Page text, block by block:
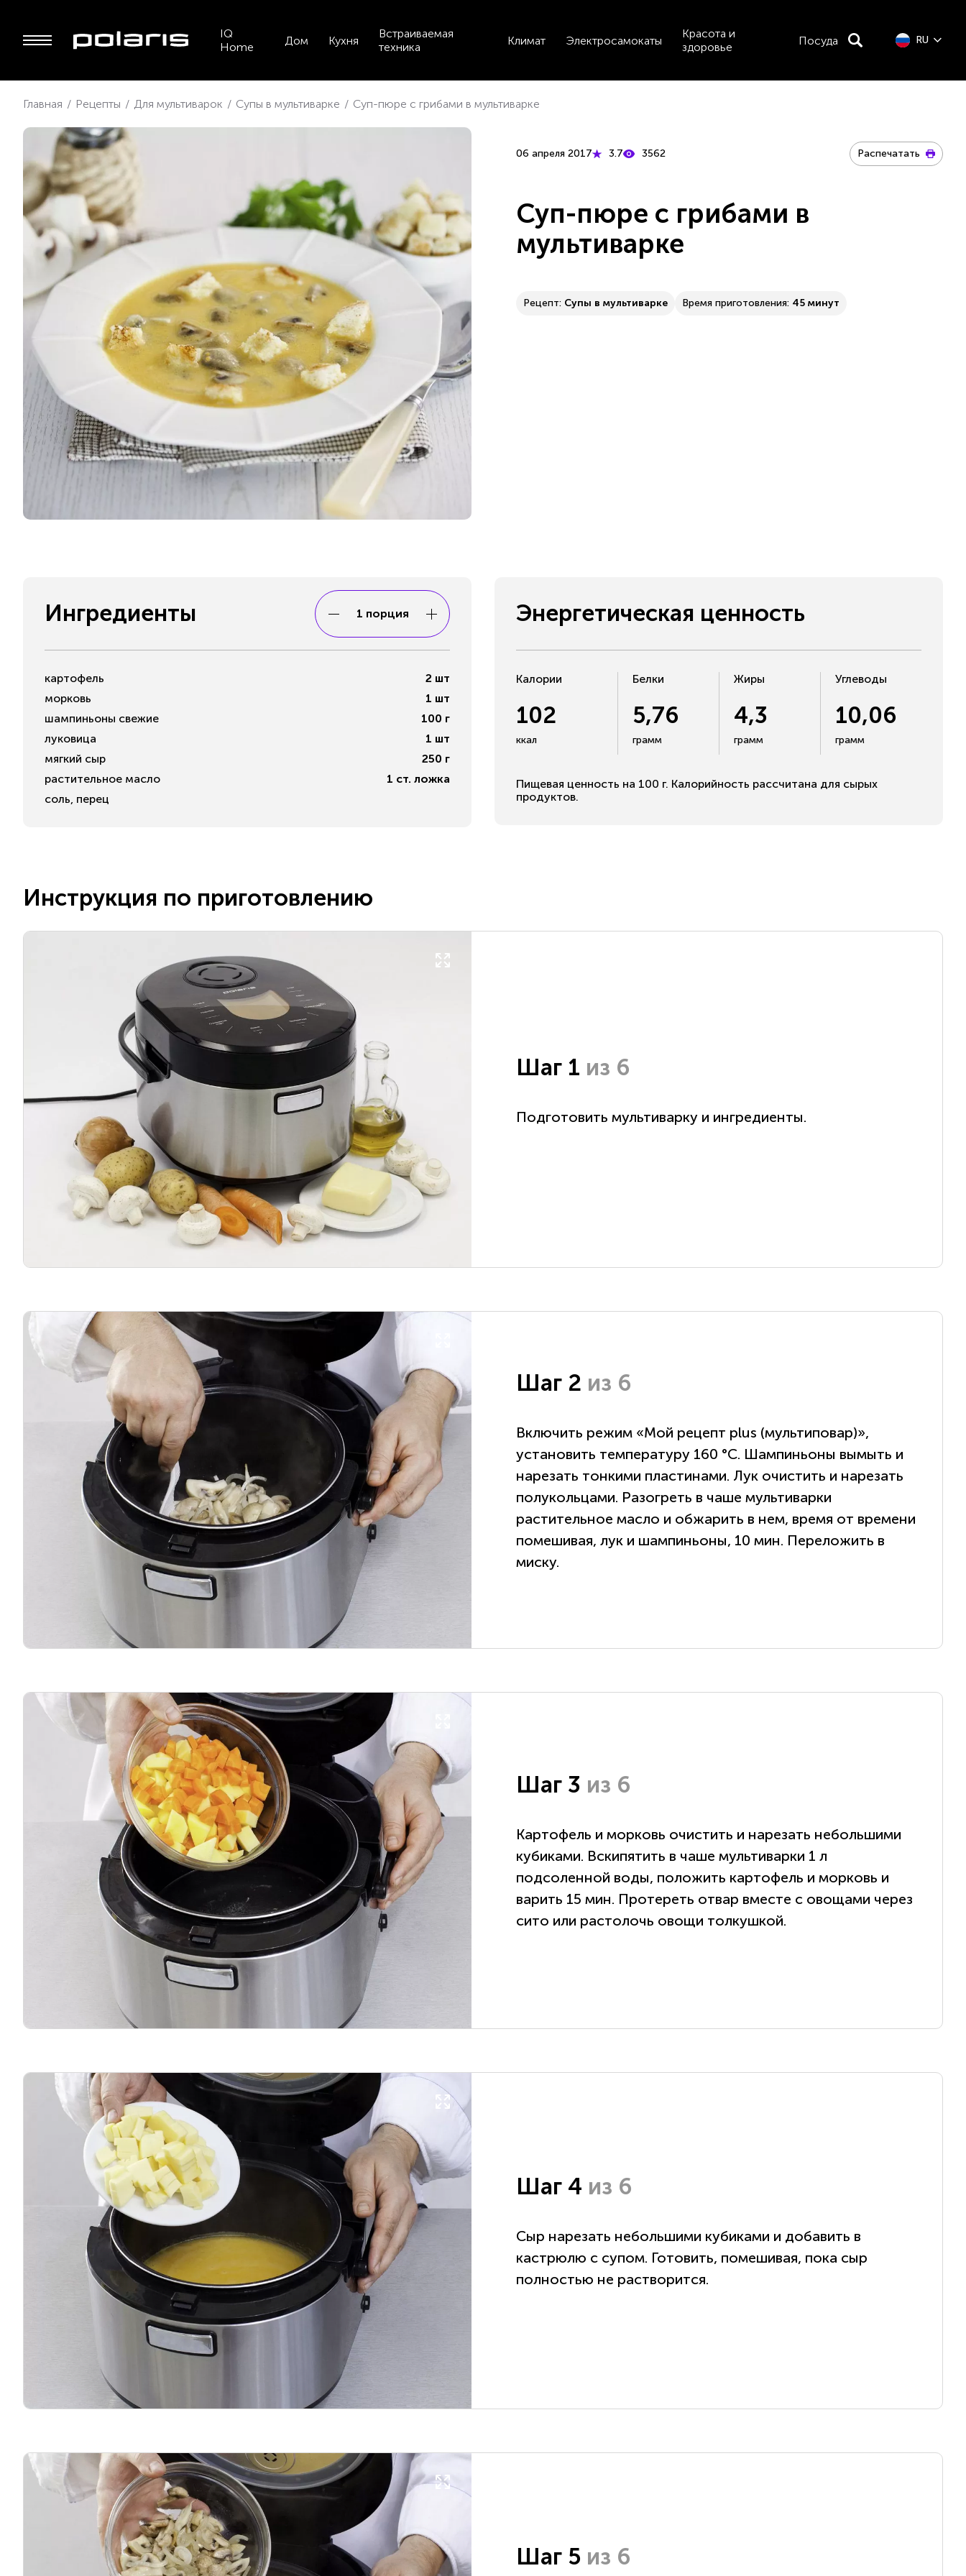
IQ
Home
Дом Кухня
Встраиваемая
техника
Климат Электросамокаты
Красота и
здоровье
Посуда RU
Главная / Рецепты / Для мультиварок / Супы в мультиварке / Суп-пюре с грибами в мультиварке
06 апреля 2017 3.7 3562 Распечатать
Суп-пюре с грибами в
мультиварке
Рецепт: Супы в мультиварке Время приготовления: 45 минут
Ингредиенты 1 порция
картофель 2 шт
морковь
1 шт
шампиньоны свежие
100 г
луковица
1 шт
мягкий сыр
250 г
растительное масло
1 ст. ложка
соль, перец
Энергетическая ценность
Калории Белки Жиры Углеводы
102
ккал
5,76
грамм
4,3
грамм
10,06
грамм
Пищевая ценность на 100 г. Калорийность рассчитана для сырых
продуктов.
Инструкция по приготовлению
Шаг 1 из 6
Подготовить мультиварку и ингредиенты.
Шаг 2 из 6
Включить режим «Мой рецепт plus (мультиповар)»,
установить температуру 160 °С. Шампиньоны вымыть и
нарезать тонкими пластинами. Лук очистить и нарезать
полукольцами. Разогреть в чаше мультиварки
растительное масло и обжарить в нем, время от времени
помешивая, лук и шампиньоны, 10 мин. Переложить в
миску.
Шаг 3 из 6
Картофель и морковь очистить и нарезать небольшими
кубиками. Вскипятить в чаше мультиварки 1 л
подсоленной воды, положить картофель и морковь и
варить 15 мин. Протереть отвар вместе с овощами через
сито или растолочь овощи толкушкой.
Шаг 4 из 6
Сыр нарезать небольшими кубиками и добавить в
кастрюлю с супом. Готовить, помешивая, пока сыр
полностью не растворится.
Шаг 5 из 6